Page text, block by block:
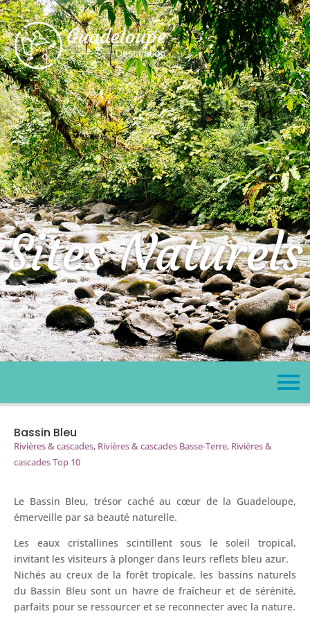
Sites Naturels
Bassin Bleu
Rivières & cascades, Rivières & cascades Basse-Terre, Rivières &
cascades Top 10
Le Bassin Bleu, trésor caché au cœur de la Guadeloupe,
émerveille par sa beauté naturelle.
Les eaux cristallines scintillent sous le soleil tropical,
invitant les visiteurs à plonger dans leurs reflets bleu azur.
Nichés au creux de la forêt tropicale, les bassins naturels
du Bassin Bleu sont un havre de fraîcheur et de sérénité,
parfaits pour se ressourcer et se reconnecter avec la nature.